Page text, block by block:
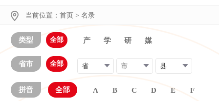
当前位置：首页 >名录
类型 全部 产 学 研 媒
省市 全部 省 市 县
拼音 全部 A B C D E
F